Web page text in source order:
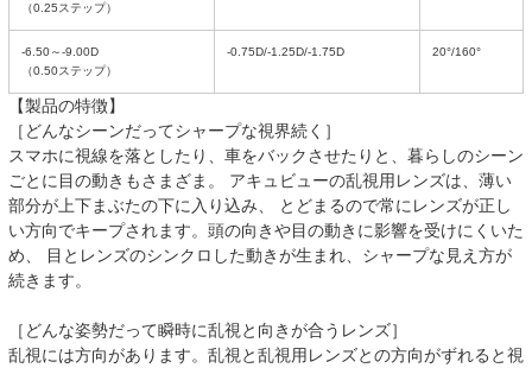
（0.25ステップ）
-6.50～-9.00D
（0.50ステップ）
-0.75D/-1.25D/-1.75D 20°/160°
【製品の特徴】
［どんなシーンだってシャープな視界続く］
スマホに視線を落としたり、車をバックさせたりと、暮らしのシーン
ごとに目の動きもさまざま。 アキュビューの乱視用レンズは、薄い
部分が上下まぶたの下に入り込み、 とどまるので常にレンズが正し
い方向でキープされます。頭の向きや目の動きに影響を受けにくいた
め、 目とレンズのシンクロした動きが生まれ、シャープな見え方が
続きます。
［どんな姿勢だって瞬時に乱視と向きが合うレンズ］
乱視には方向があります。乱視と乱視用レンズとの方向がずれると視